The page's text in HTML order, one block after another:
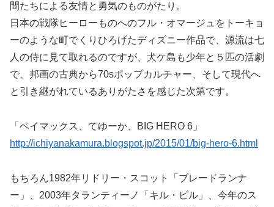
間たちによる友情と勇気のものがたり。
日本の戦隊ヒーローものへのフル・オマージュをトーキョ
ーのような町でくりひろげたディズニー作品で、源流は七
人の侍に見て取れるのですが、犬ケ島も少年と５匹の活劇
で、邦画の古典から70sポップカルチャー、そして現代へ
と引き継がれているありがたさを感じた次第です。
「ベイマックス、てゆーか、BIG HERO 6」
http://ichiyanakamura.blogspot.jp/2015/01/big-hero-6.html
もちろん1982年リドリー・スコット「ブレードランナ
ー」、2003年タランティーノ「キル・ビル」、今年のス